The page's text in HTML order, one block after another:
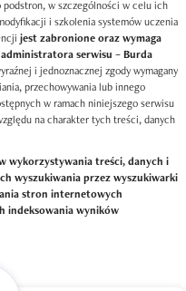
w szczególności w celu ich
i szkolenia systemów uczenia
jest zabronione oraz wymaga
serwisu – Burda
i jednoznacznej zgody wymagany
przechowywania lub innego
w ramach niniejszego serwisu
na charakter tych treści, danych
wykorzystywania treści, danych i
wyszukiwania przez wyszukiwarki
stron internetowych
indeksowania wyników